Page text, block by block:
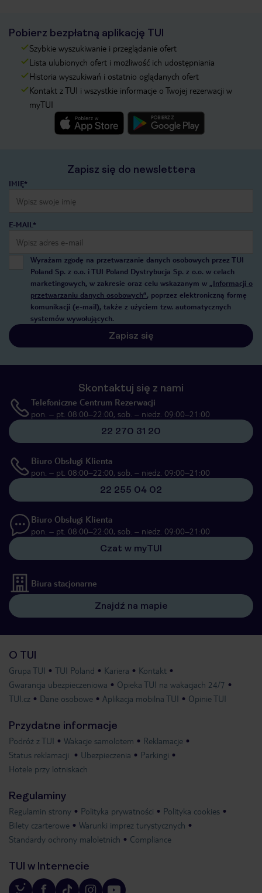
Pobierz bezpłatną aplikację TUI
Szybkie wyszukiwanie i przeglądanie ofert
Lista ulubionych ofert i możliwość ich udostępniania
Historia wyszukiwań i ostatnio oglądanych ofert
Kontakt z TUI i wszystkie informacje o Twojej rezerwacji w
myTUI
Zapisz się do newslettera
IMIĘ*
E-MAIL*
Wyrażam zgodę na przetwarzanie danych osobowych przez TUI
Poland Sp. z o.o. i TUI Poland Dystrybucja Sp. z o.o. w celach
marketingowych, w zakresie oraz celu wskazanym w „Informacji o
przetwarzaniu danych osobowych”, poprzez elektroniczną formę
komunikacji (e-mail), także z użyciem tzw. automatycznych
systemów wywołujących.
Zapisz się
Skontaktuj się z nami
Telefoniczne Centrum Rezerwacji
pon. – pt. 08:00–22:00, sob. – niedz. 09:00–21:00
22 270 31 20
Biuro Obsługi Klienta
pon. – pt. 08:00–22:00, sob. – niedz. 09:00–21:00
22 255 04 02
Biuro Obsługi Klienta
pon. – pt. 08:00–22:00, sob. – niedz. 09:00–21:00
Czat w myTUI
Biura stacjonarne
Znajdź na mapie
O TUI
Grupa TUI TUI Poland Kariera
Kontakt
Gwarancja ubezpieczeniowa
Opieka TUI na wakacjach 24/7
TUI.cz
Dane osobowe Aplikacja mobilna TUI Opinie TUI
Przydatne informacje
Podróż z TUI Wakacje samolotem
Reklamacje
Status reklamacji
Ubezpieczenia
Parkingi
Hotele przy lotniskach
Regulaminy
Regulamin strony Polityka prywatności
Polityka cookies
Bilety czarterowe
Warunki imprez turystycznych
Standardy ochrony małoletnich
Compliance
TUI w Internecie